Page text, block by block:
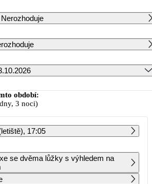
Nerozhoduje
Říjen 2026
ST ČT PÁ SO NE
19 229 13 359
7 8 9 10 11
období:
3 noci)
17:05
se dvěma lůžky s výhledem na